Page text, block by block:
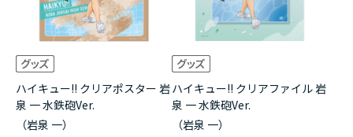
ハイキュー!! クリアポスター 岩
泉 一 水鉄砲Ver.
（岩泉 一）
ハイキュー!! クリアファイル 岩
泉 一 水鉄砲Ver.
（岩泉 一）